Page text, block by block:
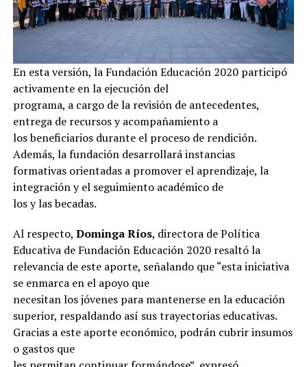
En esta versión, la Fundación Educación 2020 participó
activamente en la ejecución del
programa, a cargo de la revisión de antecedentes,
entrega de recursos y acompañamiento a
los beneficiarios durante el proceso de rendición.
Además, la fundación desarrollará instancias
formativas orientadas a promover el aprendizaje, la
integración y el seguimiento académico de
los y las becadas.
Al respecto, Dominga Ríos, directora de Política
Educativa de Fundación Educación 2020 resaltó la
relevancia de este aporte, señalando que “esta iniciativa
se enmarca en el apoyo que
necesitan los jóvenes para mantenerse en la educación
superior, respaldando así sus trayectorias educativas.
Gracias a este aporte económico, podrán cubrir insumos
o gastos que